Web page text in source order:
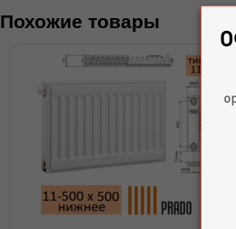
Похожие товары